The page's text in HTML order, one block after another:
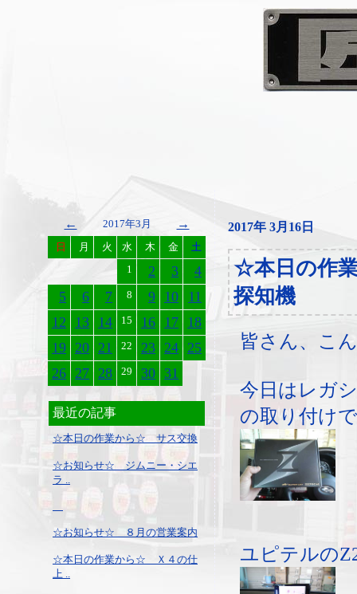
← 2017年3月 →
日 月 火 水 木 金
土
1
2 3
4
5
6 7 8 9 10
11
12
13 14 15 16 17 18
19 20 21 22 23 24 25
26 27 28 29 30 31
最近の記事
☆本日の作業から☆ サス交換
☆お知らせ☆ ジムニー・シエ
ラ ..
☆お知らせ☆ ８月の営業案内
☆本日の作業から☆ Ｘ４の仕
上 ..
2017年 3月16日
☆本日の作
探知機
皆さん、こ
今日はレガ
の取り付け
ユピテルの